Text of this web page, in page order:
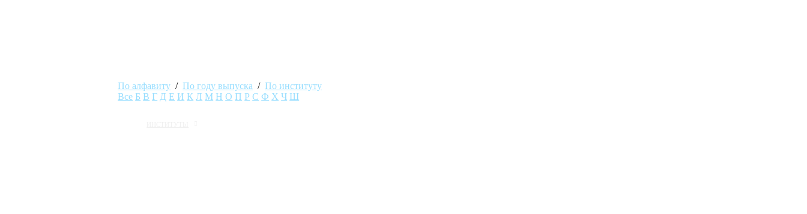
По алфавиту /По году выпуска /По институту
Все Б В Г Д Е И К Л М Н О П Р С Ф Х Ч Ш